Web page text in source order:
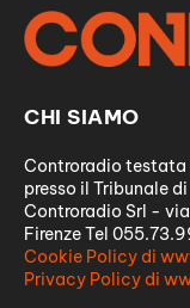
CHI SIAMO
Controradio
presso il Tribunale
Controradio Srl -
Firenze Tel
Cookie Policy di
Privacy Policy di